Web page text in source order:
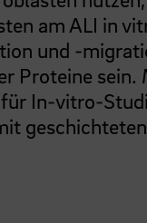
am ALI in
und -
Proteine
In-vitro-